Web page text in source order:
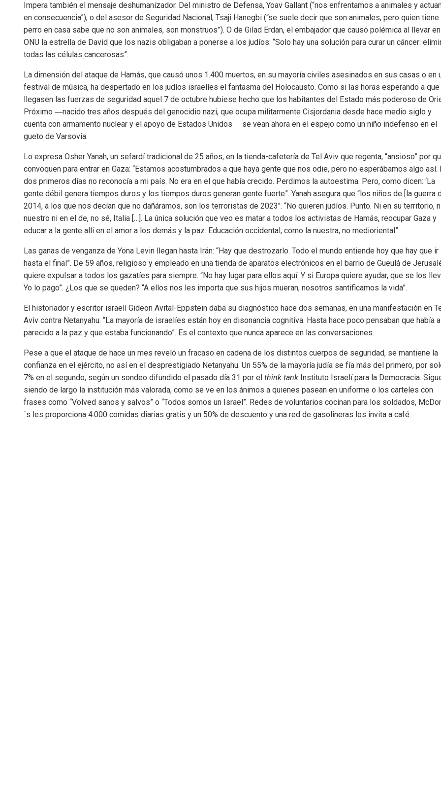
Impera también el mensaje deshumanizador. Del ministro de Defensa, Yoav Gallant (“nos enfrentamos a animales y
en consecuencia”), o del asesor de Seguridad Nacional, Tsaji Hanegbi (“se suele decir que son animales, pero quien tiene
perro en casa sabe que no son animales, son monstruos”). O de Gilad Erdan, el embajador que causó polémica al llevar
ONU la estrella de David que los nazis obligaban a ponerse a los judíos: “Solo hay una solución para curar un cáncer:
todas las células cancerosas”.
La dimensión del ataque de Hamás, que causó unos 1.400 muertos, en su mayoría civiles asesinados en sus casas o en
festival de música, ha despertado en los judíos israelíes el fantasma del Holocausto. Como si las horas esperando a que
llegasen las fuerzas de seguridad aquel 7 de octubre hubiese hecho que los habitantes del Estado más poderoso de
Próximo ―nacido tres años después del genocidio nazi, que ocupa militarmente Cisjordania desde hace medio siglo y
cuenta con armamento nuclear y el apoyo de Estados Unidos― se vean ahora en el espejo como un niño indefenso en el
gueto de Varsovia.
Lo expresa Osher Yanah, un sefardí tradicional de 25 años, en la tienda-cafetería de Tel Aviv que regenta, “ansioso” por
convoquen para entrar en Gaza: “Estamos acostumbrados a que haya gente que nos odie, pero no esperábamos algo así.
dos primeros días no reconocía a mi país. No era en el que había crecido. Perdimos la autoestima. Pero, como dicen: ‘La
gente débil genera tiempos duros y los tiempos duros generan gente fuerte”. Yanah asegura que “los niños de [la guerra
2014, a los que nos decían que no dañáramos, son los terroristas de 2023″. “No quieren judíos. Punto. Ni en su territorio,
nuestro ni en el de, no sé, Italia […]. La única solución que veo es matar a todos los activistas de Hamás, reocupar Gaza y
educar a la gente allí en el amor a los demás y la paz. Educación occidental, como la nuestra, no medioriental”.
Las ganas de venganza de Yona Levin llegan hasta Irán: “Hay que destrozarlo. Todo el mundo entiende hoy que hay que ir
hasta el final”. De 59 años, religioso y empleado en una tienda de aparatos electrónicos en el barrio de Gueulá de
quiere expulsar a todos los gazatíes para siempre. “No hay lugar para ellos aquí. Y si Europa quiere ayudar, que se los
Yo lo pago”. ¿Los que se queden? “A ellos nos les importa que sus hijos mueran, nosotros santificamos la vida”.
El historiador y escritor israelí Gideon Avital-Eppstein daba su diagnóstico hace dos semanas, en una manifestación en
Aviv contra Netanyahu: “La mayoría de israelíes están hoy en disonancia cognitiva. Hasta hace poco pensaban que había
parecido a la paz y que estaba funcionando”. Es el contexto que nunca aparece en las conversaciones.
Pese a que el ataque de hace un mes reveló un fracaso en cadena de los distintos cuerpos de seguridad, se mantiene la
confianza en el ejército, no así en el desprestigiado Netanyahu. Un 55% de la mayoría judía se fía más del primero, por
7% en el segundo, según un sondeo difundido el pasado día 31 por el think tank Instituto Israelí para la Democracia.
siendo de largo la institución más valorada, como se ve en los ánimos a quienes pasean en uniforme o los carteles con
frases como “Volved sanos y salvos” o “Todos somos un Israel”. Redes de voluntarios cocinan para los soldados,
´s les proporciona 4.000 comidas diarias gratis y un 50% de descuento y una red de gasolineras los invita a café.